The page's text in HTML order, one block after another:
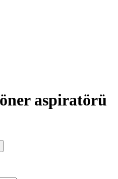
aspiratörü